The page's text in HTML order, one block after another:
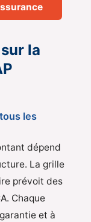
la
les
dépend
La grille
prévoit des
Chaque
et à